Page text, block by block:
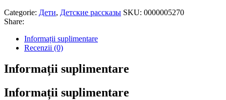
Categorie: Дети, Детские рассказы SKU: 0000005270
Share:
Informații suplimentare
Recenzii (0)
Informații suplimentare
Informații suplimentare